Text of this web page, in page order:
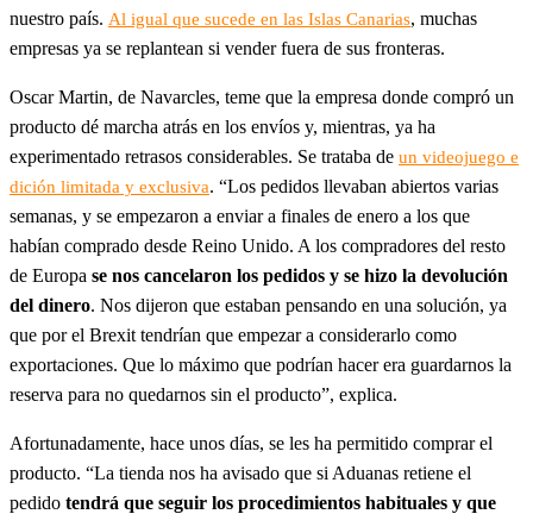
nuestro país. Al igual que sucede en las Islas Canarias, muchas
empresas ya se replantean si vender fuera de sus fronteras.
Oscar Martin, de Navarcles, teme que la empresa donde compró un
producto dé marcha atrás en los envíos y, mientras, ya ha
experimentado retrasos considerables. Se trataba de un videojuego e
dición limitada y exclusiva. “Los pedidos llevaban abiertos varias
semanas, y se empezaron a enviar a finales de enero a los que
habían comprado desde Reino Unido. A los compradores del resto
de Europa se nos cancelaron los pedidos y se hizo la devolución
del dinero. Nos dijeron que estaban pensando en una solución, ya
que por el Brexit tendrían que empezar a considerarlo como
exportaciones. Que lo máximo que podrían hacer era guardarnos la
reserva para no quedarnos sin el producto”, explica.
Afortunadamente, hace unos días, se les ha permitido comprar el
producto. “La tienda nos ha avisado que si Aduanas retiene el
pedido tendrá que seguir los procedimientos habituales y que